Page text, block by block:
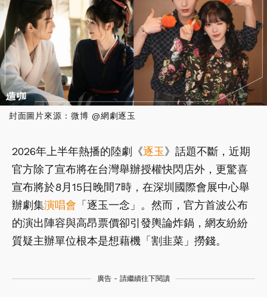
封面圖片來源 : 微博 @網劇逐玉
2026年上半年熱播的陸劇《逐玉》話題不斷，近期
官方除了宣布將在台灣舉辦授權快閃店外，更驚喜
宣布將於8月15日晚間7時，在深圳國際會展中心舉
辦劇集演唱會 「逐玉一念」。然而，官方首波公布
的演出陣容與高昂票價卻引發輿論炸鍋，網友紛紛
質疑主辦單位根本是想藉機「割韭菜」撈錢。
廣告 - 請繼續往下閱讀